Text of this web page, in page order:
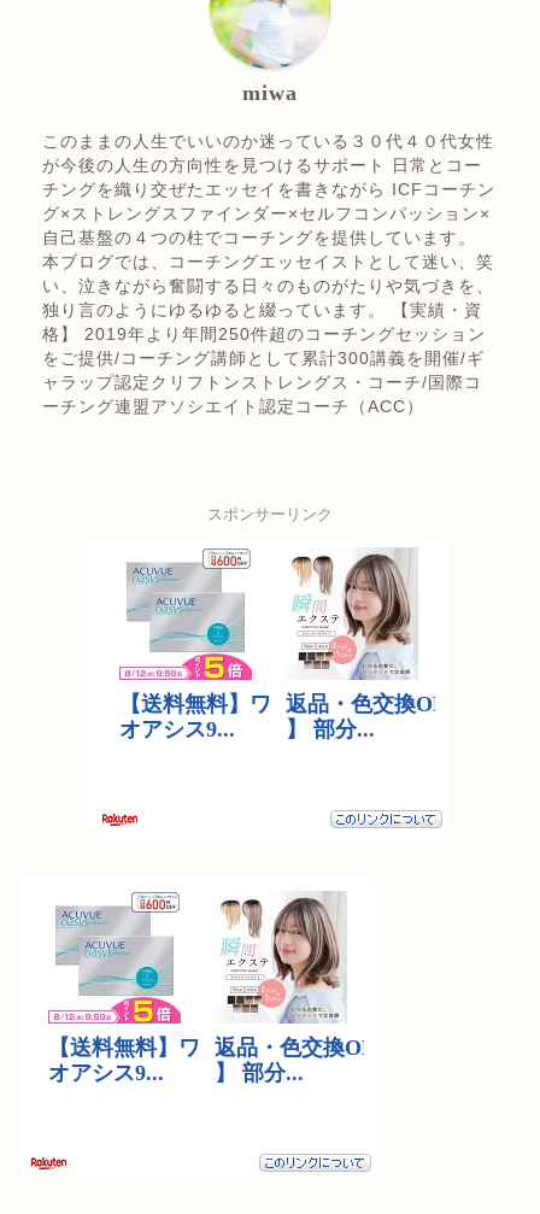
miwa
このままの人生でいいのか迷っている３０代４０代女性
が今後の人生の方向性を見つけるサポート 日常とコー
チングを織り交ぜたエッセイを書きながら ICFコーチン
グ×ストレングスファインダー×セルフコンパッション×
自己基盤の４つの柱でコーチングを提供しています。
本ブログでは、コーチングエッセイストとして迷い、笑
い、泣きながら奮闘する日々のものがたりや気づきを、
独り言のようにゆるゆると綴っています。 【実績・資
格】 2019年より年間250件超のコーチングセッション
をご提供/コーチング講師として累計300講義を開催/ギ
ャラップ認定クリフトンストレングス・コーチ/国際コ
ーチング連盟アソシエイト認定コーチ（ACC）
スポンサーリンク